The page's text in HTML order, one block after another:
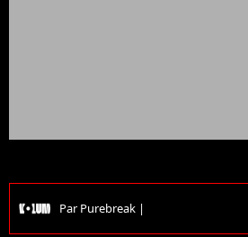
ParPurebreak |